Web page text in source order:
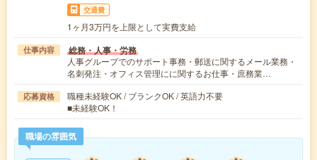
交通費
1ヶ月3万円を上限として実費支給
仕事内容 総務・人事・労務
人事グループでのサポート事務・郵送に関するメール業務・
名刺発注・オフィス管理にに関するお仕事・庶務業…
応募資格
職種未経験OK / ブランクOK / 英語力不要
■未経験OK！
職場の雰囲気